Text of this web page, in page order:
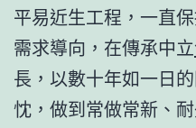
平易近生工程，一直
需求導向，在傳承中立
長，以數十年如一日
忱，做到常做常新、耐